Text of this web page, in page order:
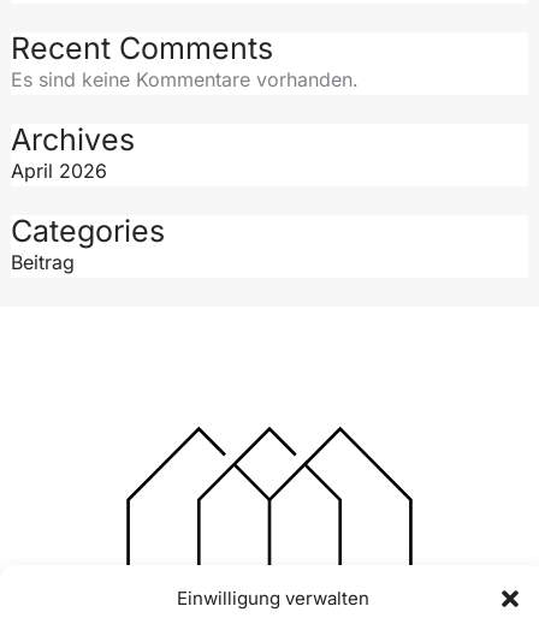
Einwilligung verwalten
Recent Comments
Es sind keine Kommentare vorhanden.
Archives
April 2026
Categories
Beitrag